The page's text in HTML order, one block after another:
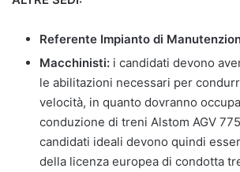
Referente Impianto di
Macchinisti: i candidati devono
le abilitazioni necessari per
velocità, in quanto dovranno
conduzione di treni Alstom AGV
candidati ideali devono quindi
della licenza europea di condotta